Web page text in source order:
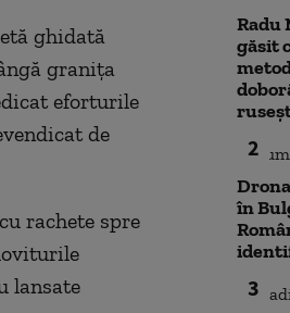
ghidată
granița
eforturile
de
rachete spre
lansate
Radu
găsit
2
în
3